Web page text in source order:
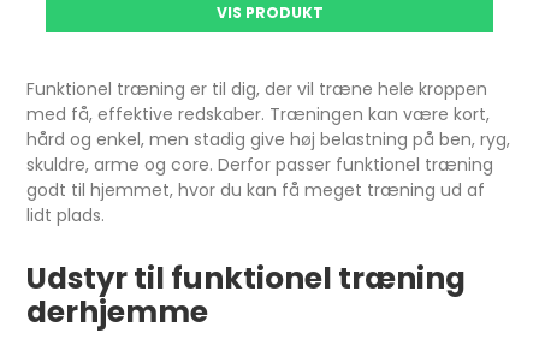
VIS PRODUKT
Funktionel træning er til dig, der vil træne hele kroppen
med få, effektive redskaber. Træningen kan være kort,
hård og enkel, men stadig give høj belastning på ben, ryg,
skuldre, arme og core. Derfor passer funktionel træning
godt til hjemmet, hvor du kan få meget træning ud af
lidt plads.
Udstyr til funktionel træning
derhjemme